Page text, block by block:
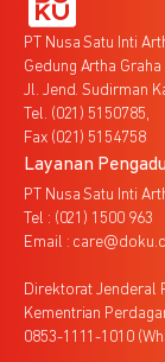
PT Nusa Satu Inti
Gedung Artha Graha
Jl. Jend. Sudirman
Tel. (021) 5150785,
Fax (021) 5154758
Layanan
PT Nusa Satu Inti
Tel : (021) 1500 963
Email :
Direktorat Jenderal
Kementrian
0853-1111-1010